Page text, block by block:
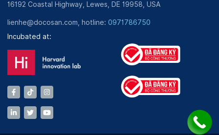
16192 Coastal Highway, Lewes, DE 19958, USA
lienhe@docosan.com, hotline: 0971786750
Incubated at: